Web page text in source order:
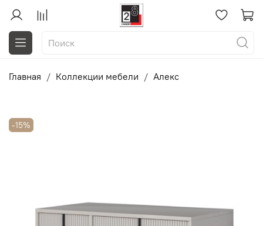
Главная Коллекции мебели Алекс
-15%